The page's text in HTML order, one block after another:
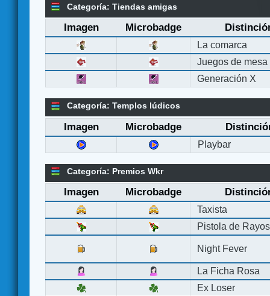
Categoría: Tiendas amigas
Imagen Microbadge
La comarca
Juegos de mesa
Generación X
Categoría: Templos lúdicos
Imagen Microbadge
Playbar
Categoría: Premios Wkr
Imagen Microbadge
Taxista
Pistola de Rayos
Night Fever
La Ficha Rosa
Ex Loser